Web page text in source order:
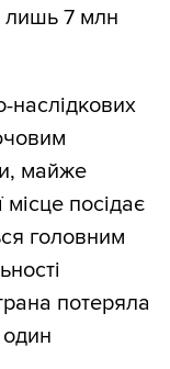
лишь 7 млн
майже
місце посідає
головним
потеряла